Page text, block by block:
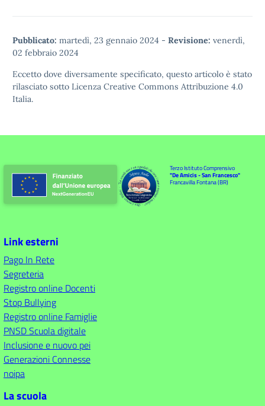
Pubblicato: martedì, 23 gennaio 2024 - Revisione: venerdì,
02 febbraio 2024
Eccetto dove diversamente specificato, questo articolo è stato
rilasciato sotto Licenza Creative Commons Attribuzione 4.0
Italia.
Terzo Istituto Comprensivo
"De Amicis - San Francesco"
Francavilla Fontana (BR)
Link esterni
Pago In Rete
Segreteria
Registro online Docenti
Stop Bullying
Registro online Famiglie
PNSD Scuola digitale
Inclusione e nuovo pei
Generazioni Connesse
noipa
La scuola